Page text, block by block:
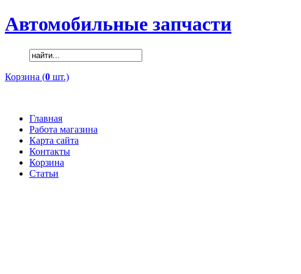
Автомобильные запчасти
Корзина (0 шт.)
Главная
Работа магазина
Карта сайта
Контакты
Корзина
Статьи